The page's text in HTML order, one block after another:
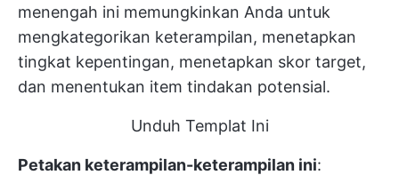
menengah ini memungkinkan Anda untuk
mengkategorikan keterampilan, menetapkan
tingkat kepentingan, menetapkan skor target,
dan menentukan item tindakan potensial.
Unduh Templat Ini
Petakan keterampilan-keterampilan ini: